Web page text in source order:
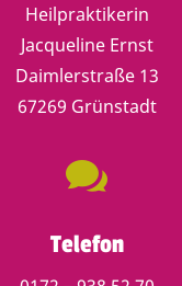
Heilpraktikerin
Jacqueline Ernst
Daimlerstraße 13
67269 Grünstadt

Telefon